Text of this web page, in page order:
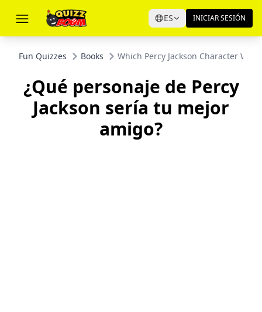
ES INICIAR SESIÓN
Fun Quizzes Books Which Percy Jackson Character
¿Qué personaje de Percy
Jackson sería tu mejor
amigo?